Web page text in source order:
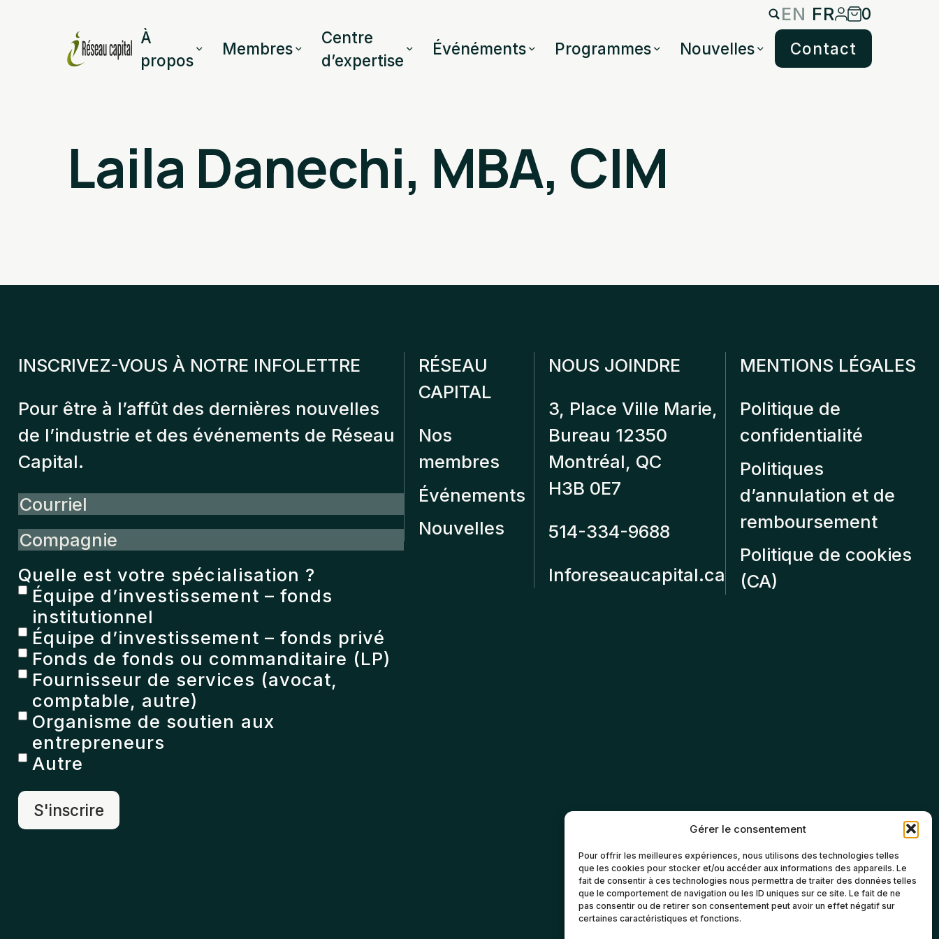
Gérer le consentement
Pour offrir les meilleures expériences, nous utilisons des technologies telles
que les cookies pour stocker et/ou accéder aux informations des appareils. Le
fait de consentir à ces technologies nous permettra de traiter des données telles
que le comportement de navigation ou les ID uniques sur ce site. Le fait de ne
pas consentir ou de retirer son consentement peut avoir un effet négatif sur
certaines caractéristiques et fonctions.
EN FR
0
À
propos
Membres
Centre
d’expertise
Événéments Programmes Nouvelles Contact
Laila Danechi, MBA, CIM
INSCRIVEZ-VOUS À NOTRE INFOLETTRE
Pour être à l’affût des dernières nouvelles
de l’industrie et des événements de Réseau
Capital.
Courriel
Compagnie
Quelle est votre spécialisation ?
Équipe d’investissement – fonds
institutionnel
Équipe d’investissement – fonds privé
Fonds de fonds ou commanditaire (LP)
Fournisseur de services (avocat,
comptable, autre)
Organisme de soutien aux
entrepreneurs
Autre
RÉSEAU
CAPITAL
Nos
membres
Événements
Nouvelles
NOUS JOINDRE
3, Place Ville Marie,
Bureau 12350
Montréal, QC
H3B 0E7
514-334-9688
Inforeseaucapital.ca
MENTIONS LÉGALES
Politique de
confidentialité
Politiques
d’annulation et de
remboursement
Politique de cookies
(CA)